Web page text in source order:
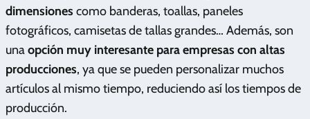
dimensiones como banderas, toallas, paneles
fotográficos, camisetas de tallas grandes… Además, son
unaopción muy interesante para empresas con altas
producciones, ya que se pueden personalizar muchos
artículos al mismo tiempo, reduciendo así los tiempos de
producción.